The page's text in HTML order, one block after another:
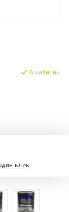
В наличии
клик